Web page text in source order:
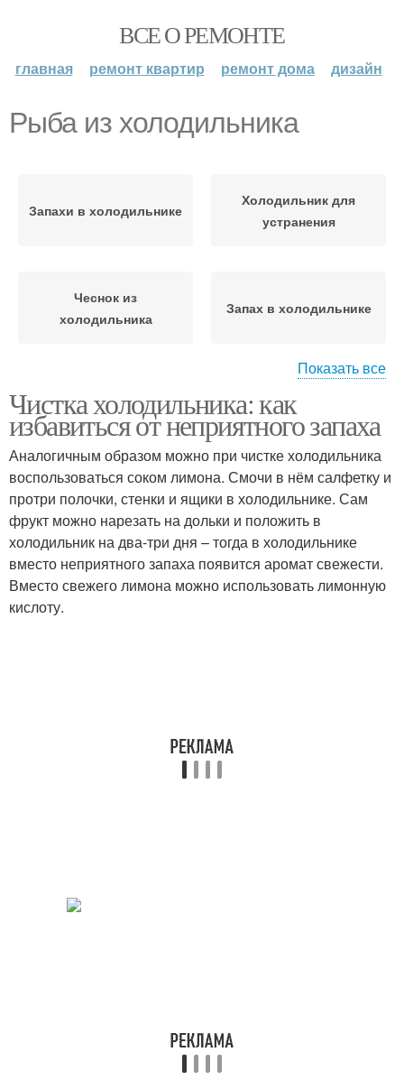
ВСЕ О РЕМОНТЕ
главная ремонт квартир ремонт дома дизайн
Рыба из холодильника
Запахи в холодильнике
Холодильник для
устранения
Чеснок из
холодильника
Запах в холодильнике
холодильника
холодильника
Запах из холодильника Тухлая рыба
Рыба в холодильнике
холодильника
Показать все
Чистка холодильника: как
избавиться от неприятного запаха
Аналогичным образом можно при чистке холодильника
воспользоваться соком лимона. Смочи в нём салфетку и
протри полочки, стенки и ящики в холодильнике. Сам
фрукт можно нарезать на дольки и положить в
холодильник на два-три дня – тогда в холодильнике
вместо неприятного запаха появится аромат свежести.
Вместо свежего лимона можно использовать лимонную
кислоту.